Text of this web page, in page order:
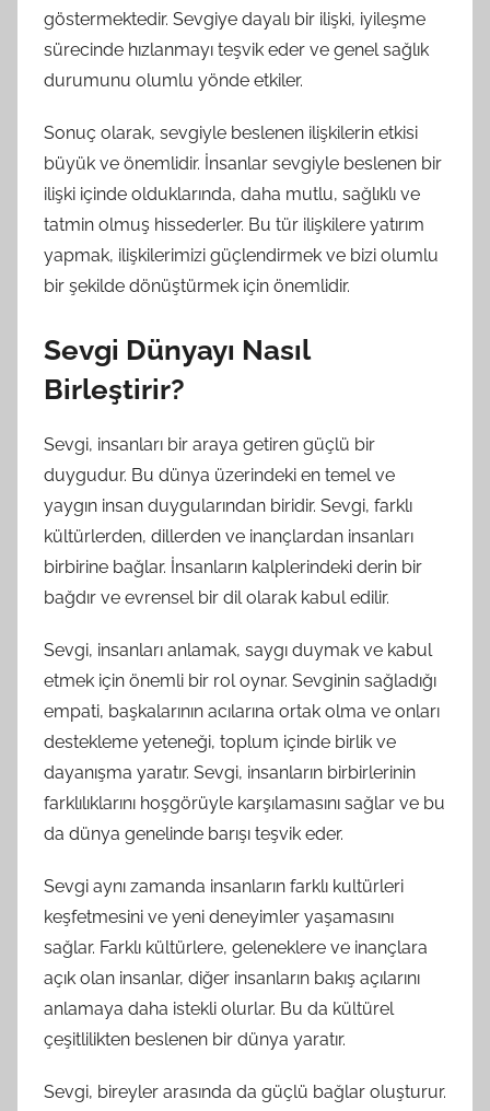
göstermektedir. Sevgiye dayalı bir ilişki, iyileşme
sürecinde hızlanmayı teşvik eder ve genel sağlık
durumunu olumlu yönde etkiler.
Sonuç olarak, sevgiyle beslenen ilişkilerin etkisi
büyük ve önemlidir. İnsanlar sevgiyle beslenen bir
ilişki içinde olduklarında, daha mutlu, sağlıklı ve
tatmin olmuş hissederler. Bu tür ilişkilere yatırım
yapmak, ilişkilerimizi güçlendirmek ve bizi olumlu
bir şekilde dönüştürmek için önemlidir.
Sevgi Dünyayı Nasıl
Birleştirir?
Sevgi, insanları bir araya getiren güçlü bir
duygudur. Bu dünya üzerindeki en temel ve
yaygın insan duygularından biridir. Sevgi, farklı
kültürlerden, dillerden ve inançlardan insanları
birbirine bağlar. İnsanların kalplerindeki derin bir
bağdır ve evrensel bir dil olarak kabul edilir.
Sevgi, insanları anlamak, saygı duymak ve kabul
etmek için önemli bir rol oynar. Sevginin sağladığı
empati, başkalarının acılarına ortak olma ve onları
destekleme yeteneği, toplum içinde birlik ve
dayanışma yaratır. Sevgi, insanların birbirlerinin
farklılıklarını hoşgörüyle karşılamasını sağlar ve bu
da dünya genelinde barışı teşvik eder.
Sevgi aynı zamanda insanların farklı kultürleri
keşfetmesini ve yeni deneyimler yaşamasını
sağlar. Farklı kültürlere, geleneklere ve inançlara
açık olan insanlar, diğer insanların bakış açılarını
anlamaya daha istekli olurlar. Bu da kültürel
çeşitlilikten beslenen bir dünya yaratır.
Sevgi, bireyler arasında da güçlü bağlar oluşturur.